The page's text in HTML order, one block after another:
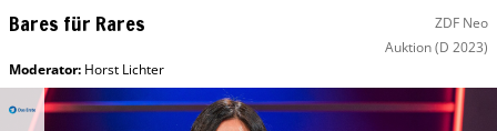
Bares für Rares
ZDF Neo
Auktion(D 2023)
Moderator: Horst Lichter